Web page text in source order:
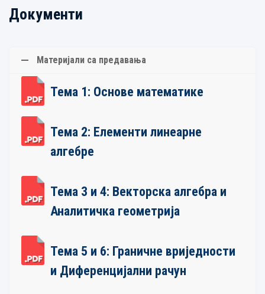
Документи
Материјали са предавања
Тема 1: Основе математике
Тема 2: Елементи линеарне
алгебре
Тема 3 и 4: Векторска алгебра и
Аналитичка геометрија
Тема 5 и 6: Граничне вриједности
и Диференцијални рачун